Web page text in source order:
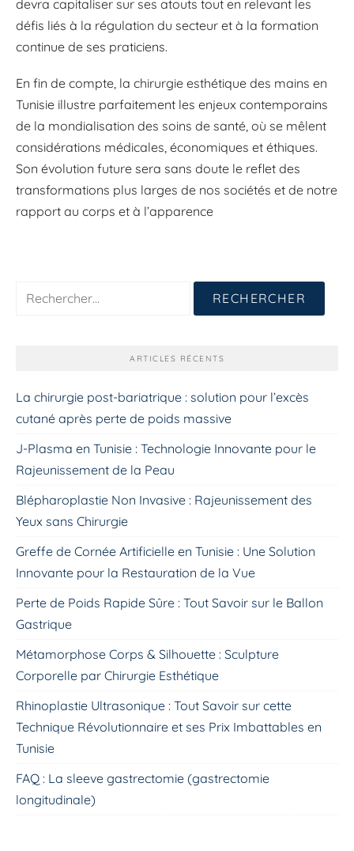
devra capitaliser sur ses atouts tout en relevant les
défis liés à la régulation du secteur et à la formation
continue de ses praticiens.
En fin de compte, la chirurgie esthétique des mains en
Tunisie illustre parfaitement les enjeux contemporains
de la mondialisation des soins de santé, où se mêlent
considérations médicales, économiques et éthiques.
Son évolution future sera sans doute le reflet des
transformations plus larges de nos sociétés et de notre
rapport au corps et à l’apparence
Rechercher :
ARTICLES RÉCENTS
La chirurgie post-bariatrique : solution pour l’excès
cutané après perte de poids massive
J-Plasma en Tunisie : Technologie Innovante pour le
Rajeunissement de la Peau
Blépharoplastie Non Invasive : Rajeunissement des
Yeux sans Chirurgie
Greffe de Cornée Artificielle en Tunisie : Une Solution
Innovante pour la Restauration de la Vue
Perte de Poids Rapide Sûre : Tout Savoir sur le Ballon
Gastrique
Métamorphose Corps & Silhouette : Sculpture
Corporelle par Chirurgie Esthétique
Rhinoplastie Ultrasonique : Tout Savoir sur cette
Technique Révolutionnaire et ses Prix Imbattables en
Tunisie
FAQ : La sleeve gastrectomie (gastrectomie
longitudinale)